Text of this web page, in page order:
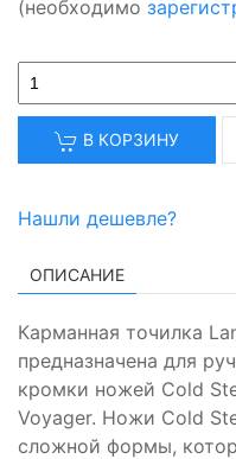
(необходимо
В КОРЗИНУ
Нашли дешевле?
ОПИСАНИЕ
Карманная точилка
предназначена для
кромки ножей Cold
Voyager. Ножи Cold
сложной формы,